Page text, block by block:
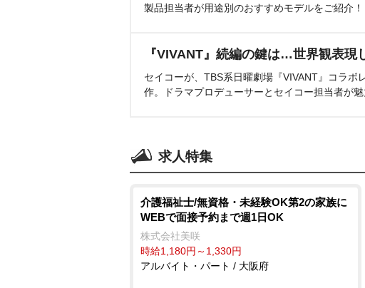
製品担当者が用途別のおすすめモデルをご紹介！
『VIVANT』続編の鍵は…世界観表現
セイコーが、TBS系日曜劇場『VIVANT』コラボ
作。ドラマプロデューサーとセイコー担当者が魅
求人特集
介護福祉士/無資格・未経験OK第2の家族に
WEBで面接予約まで週1日OK
株式会社美咲
時給1,180円～1,330円
アルバイト・パート / 大阪府